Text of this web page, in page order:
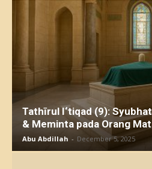
Tathīrul I‘tiqad (9):
& Meminta pada Orang
Abu Abdillah - December 5, 2025